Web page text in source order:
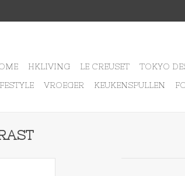
HKLIVING LE CREUSET TOKYO
VROEGER KEUKENSPULLEN